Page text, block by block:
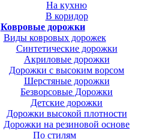
На кухню
В коридор
Ковровые дорожки
Виды ковровых дорожек
Синтетические дорожки
Акриловые дорожки
Дорожки с высоким ворсом
Шерстяные дорожки
Безворсовые Дорожки
Детские дорожки
Дорожки высокой плотности
Дорожки на резиновой основе
По стилям